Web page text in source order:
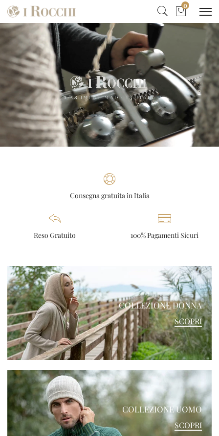
0
Consegna gratuita in Italia
Reso Gratuito 100% Pagamenti Sicuri
COLLEZIONE DONNA
SCOPRI
COLLEZIONE UOMO
SCOPRI